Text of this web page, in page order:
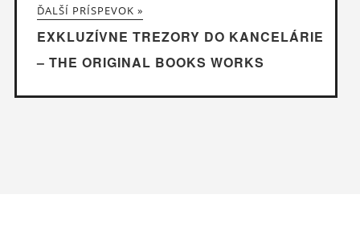
ĎALŠÍ PRÍSPEVOK »
EXKLUZÍVNE TREZORY DO KANCELÁRIE
– THE ORIGINAL BOOKS WORKS